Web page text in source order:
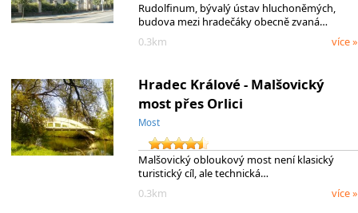
Rudolfinum, bývalý ústav hluchoněmých,
budova mezi hradečáky obecně zvaná…
0.3km
více »
Hradec Králové - Malšovický
most přes Orlici
Most
Malšovický obloukový most není klasický
turistický cíl, ale technická…
0.3km
více »